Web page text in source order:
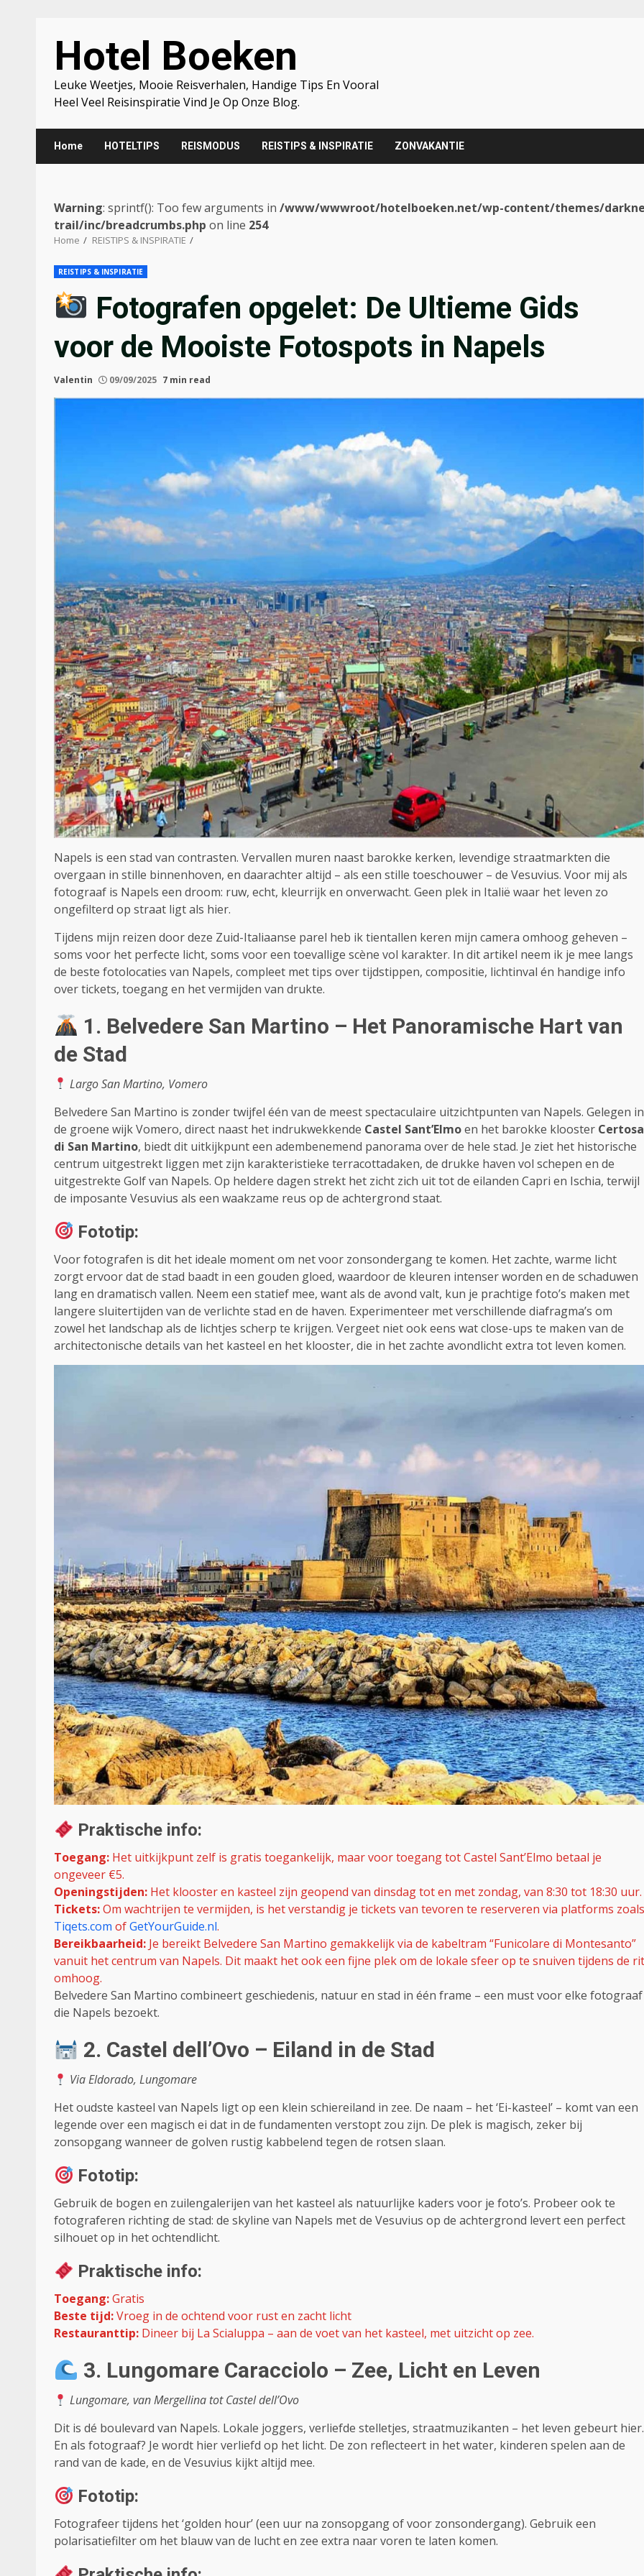
content
Hotel Boeken
Leuke Weetjes, Mooie Reisverhalen, Handige Tips En Vooral
Heel Veel Reisinspiratie Vind Je Op Onze Blog.
Home HOTELTIPS REISMODUS REISTIPS & INSPIRATIE ZONVAKANTIE
Warning: sprintf(): Too few arguments in /www/wwwroot/hotelboeken.net/wp-content/themes/
trail/inc/breadcrumbs.php on line 254
Home REISTIPS & INSPIRATIE
REISTIPS & INSPIRATIE
Fotografen opgelet: De Ultieme Gids
voor de Mooiste Fotospots in Napels
Valentin 09/09/2025 7 min read
Napels is een stad van contrasten. Vervallen muren naast barokke kerken, levendige straatmarkten die
overgaan in stille binnenhoven, en daarachter altijd – als een stille toeschouwer – de Vesuvius. Voor mij als
fotograaf is Napels een droom: ruw, echt, kleurrijk en onverwacht. Geen plek in Italië waar het leven zo
ongefilterd op straat ligt als hier.
Tijdens mijn reizen door deze Zuid-Italiaanse parel heb ik tientallen keren mijn camera omhoog geheven –
soms voor het perfecte licht, soms voor een toevallige scène vol karakter. In dit artikel neem ik je mee langs
de beste fotolocaties van Napels, compleet met tips over tijdstippen, compositie, lichtinval én handige info
over tickets, toegang en het vermijden van drukte.
1. Belvedere San Martino – Het Panoramische Hart van
de Stad
Largo San Martino, Vomero
Belvedere San Martino is zonder twijfel één van de meest spectaculaire uitzichtpunten van Napels. Gelegen in
de groene wijk Vomero, direct naast het indrukwekkende Castel Sant’Elmoen het barokke klooster Certosa
di San Martino, biedt dit uitkijkpunt een adembenemend panorama over de hele stad. Je ziet het historische
centrum uitgestrekt liggen met zijn karakteristieke terracottadaken, de drukke haven vol schepen en de
uitgestrekte Golf van Napels. Op heldere dagen strekt het zicht zich uit tot de eilanden Capri en Ischia, terwijl
de imposante Vesuvius als een waakzame reus op de achtergrond staat.
Fototip:
Voor fotografen is dit het ideale moment om net voor zonsondergang te komen. Het zachte, warme licht
zorgt ervoor dat de stad baadt in een gouden gloed, waardoor de kleuren intenser worden en de schaduwen
lang en dramatisch vallen. Neem een statief mee, want als de avond valt, kun je prachtige foto’s maken met
langere sluitertijden van de verlichte stad en de haven. Experimenteer met verschillende diafragma’s om
zowel het landschap als de lichtjes scherp te krijgen. Vergeet niet ook eens wat close-ups te maken van de
architectonische details van het kasteel en het klooster, die in het zachte avondlicht extra tot leven komen.
Praktische info:
Toegang: Het uitkijkpunt zelf is gratis toegankelijk, maar voor toegang tot Castel Sant’Elmo betaal je
ongeveer €5.
Openingstijden: Het klooster en kasteel zijn geopend van dinsdag tot en met zondag, van 8:30 tot 18:30 uur.
Tickets:Om wachtrijen te vermijden, is het verstandig je tickets van tevoren te reserveren via platforms zoals
Tiqets.com ofGetYourGuide.nl.
Bereikbaarheid: Je bereikt Belvedere San Martino gemakkelijk via de kabeltram “Funicolare di Montesanto”
vanuit het centrum van Napels. Dit maakt het ook een fijne plek om de lokale sfeer op te snuiven tijdens de rit
omhoog.
Belvedere San Martino combineert geschiedenis, natuur en stad in één frame – een must voor elke fotograaf
die Napels bezoekt.
2. Castel dell’Ovo – Eiland in de Stad
Via Eldorado, Lungomare
Het oudste kasteel van Napels ligt op een klein schiereiland in zee. De naam – het ‘Ei-kasteel’ – komt van een
legende over een magisch ei dat in de fundamenten verstopt zou zijn. De plek is magisch, zeker bij
zonsopgang wanneer de golven rustig kabbelend tegen de rotsen slaan.
Fototip:
Gebruik de bogen en zuilengalerijen van het kasteel als natuurlijke kaders voor je foto’s. Probeer ook te
fotograferen richting de stad: de skyline van Napels met de Vesuvius op de achtergrond levert een perfect
silhouet op in het ochtendlicht.
Praktische info:
Toegang:Gratis
Beste tijd:Vroeg in de ochtend voor rust en zacht licht
Restauranttip: Dineer bij La Scialuppa – aan de voet van het kasteel, met uitzicht op zee.
3. Lungomare Caracciolo – Zee, Licht en Leven
Lungomare, van Mergellina tot Castel dell’Ovo
Dit is dé boulevard van Napels. Lokale joggers, verliefde stelletjes, straatmuzikanten – het leven gebeurt hier.
En als fotograaf? Je wordt hier verliefd op het licht. De zon reflecteert in het water, kinderen spelen aan de
rand van de kade, en de Vesuvius kijkt altijd mee.
Fototip:
Fotografeer tijdens het ‘golden hour’ (een uur na zonsopgang of voor zonsondergang). Gebruik een
polarisatiefilter om het blauw van de lucht en zee extra naar voren te laten komen.